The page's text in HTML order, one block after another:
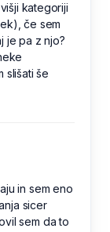
kategoriji
če sem
je pa z njo?
slišati še
in sem eno
sicer
sem da to